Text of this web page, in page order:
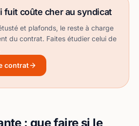
fuit coûte cher au syndicat
et plafonds, le reste à charge
du contrat. Faites étudier celui de
contrat
: que faire si le